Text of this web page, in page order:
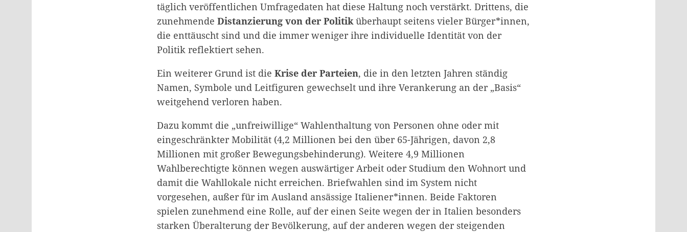
täglich veröffentlichen Umfragedaten hat diese Haltung noch verstärkt. Drittens, die
zunehmende Distanzierung von der Politiküberhaupt seitens vieler Bürger*innen,
die enttäuscht sind und die immer weniger ihre individuelle Identität von der
Politik reflektiert sehen.
Ein weiterer Grund ist die Krise der Parteien, die in den letzten Jahren ständig
Namen, Symbole und Leitfiguren gewechselt und ihre Verankerung an der „Basis“
weitgehend verloren haben.
Dazu kommt die „unfreiwillige“ Wahlenthaltung von Personen ohne oder mit
eingeschränkter Mobilität (4,2 Millionen bei den über 65-Jährigen, davon 2,8
Millionen mit großer Bewegungsbehinderung). Weitere 4,9 Millionen
Wahlberechtigte können wegen auswärtiger Arbeit oder Studium den Wohnort und
damit die Wahllokale nicht erreichen. Briefwahlen sind im System nicht
vorgesehen, außer für im Ausland ansässige Italiener*innen. Beide Faktoren
spielen zunehmend eine Rolle, auf der einen Seite wegen der in Italien besonders
starken Überalterung der Bevölkerung, auf der anderen wegen der steigenden